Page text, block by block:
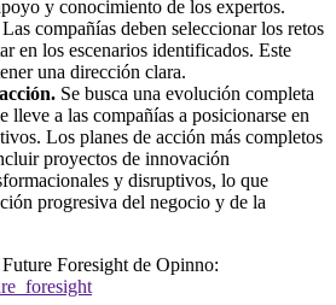
y conocimiento de los expertos.
Las compañías deben seleccionar los retos
en los escenarios identificados. Este
una dirección clara.
Se busca una evolución completa
lleve a las compañías a posicionarse en
Los planes de acción más completos
proyectos de innovación
y disruptivos, lo que
progresiva del negocio y de la
Foresight de Opinno: